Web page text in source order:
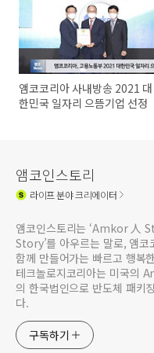
앰코코리아 사내방송 2021 대
한민국 일자리 으뜸기업 선정
앰코인스토리
라이프분야 크리에이터
앰코인스토리는 ‘Amkor 人
Story’를 아우르는 말로, 앰코
함께 만들어가는 빠르고 행복
테크놀로지코리아는 미국
의 한국법인으로 반도체 패키
다.
구독하기